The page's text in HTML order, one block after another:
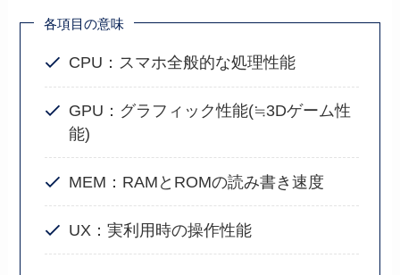
各項目の意味
CPU：スマホ全般的な処理性能
GPU：グラフィック性能(≒3Dゲーム性
能)
MEM：RAMとROMの読み書き速度
UX：実利用時の操作性能